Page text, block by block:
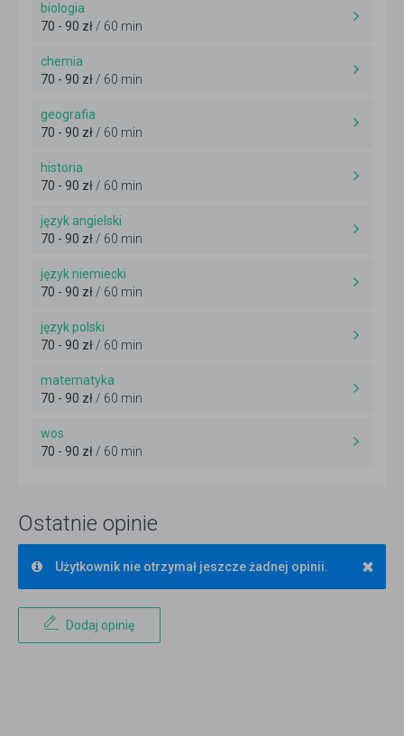
biologia
70 - 90 zł/ 60 min
chemia
70 - 90 zł/ 60 min
geografia
70 - 90 zł/ 60 min
historia
70 - 90 zł/ 60 min
język angielski
70 - 90 zł/ 60 min
język niemiecki
70 - 90 zł/ 60 min
język polski
70 - 90 zł/ 60 min
matematyka
70 - 90 zł/ 60 min
wos
70 - 90 zł/ 60 min
Ostatnie opinie
×
Użytkownik nie otrzymał jeszcze żadnej opinii.
Dodaj opinię